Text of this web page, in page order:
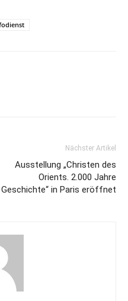
Nächster Artikel
Ausstellung „Christen des
Orients. 2.000 Jahre
Geschichte“ in Paris eröffnet